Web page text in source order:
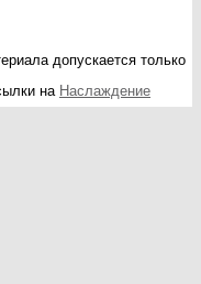
допускается только
на Наслаждение